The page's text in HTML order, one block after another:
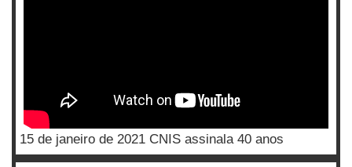
15 de janeiro de 2021 CNIS assinala 40 anos